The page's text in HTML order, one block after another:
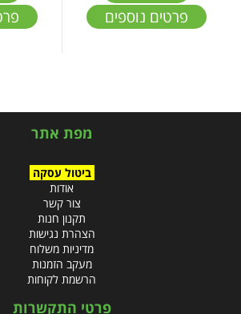
פרטים נוספים
מפת אתר
ביטול עסקה
אודות
צור קשר
תקנון חנות
הצהרת נגישות
מדיניות משלוח
מעקב הזמנות
הרשמת לקוחות
פרטי התקשרות